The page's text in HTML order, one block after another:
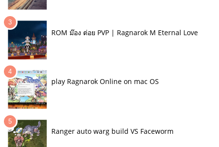
ROM ม๊อง ต่อย PVP | Ragnarok M Eternal Love
play Ragnarok Online on mac OS
Ranger auto warg build VS Faceworm